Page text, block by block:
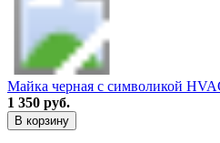
Майка черная с символикой
1 350 руб.
В корзину